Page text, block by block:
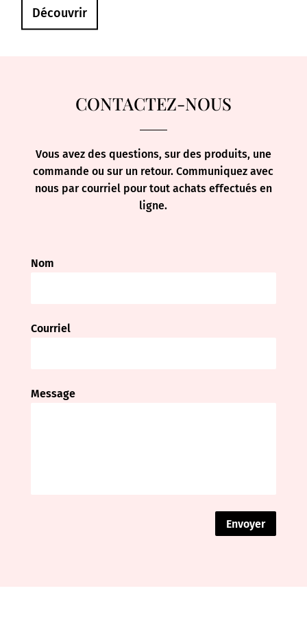
Découvrir
CONTACTEZ-NOUS
Vous avez des questions, sur des produits, une
commande ou sur un retour. Communiquez avec
nous par courriel pour tout achats effectués en
ligne.
Nom
Courriel
Message
Envoyer